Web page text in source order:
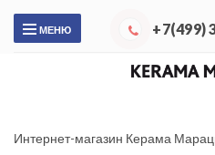
МЕНЮ +7(499)
Интернет-магазин Керама